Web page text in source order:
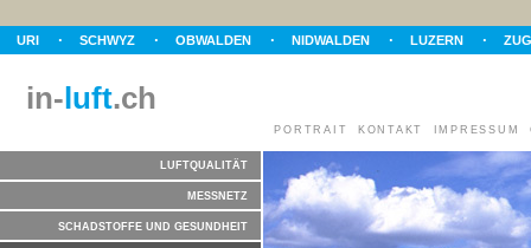
URI SCHWYZ OBWALDEN NIDWALDEN LUZERN
in-luft.ch
PORTRAIT KONTAKT IMPRESSUM
LUFTQUALITÄT
MESSNETZ
SCHADSTOFFE UND GESUNDHEIT